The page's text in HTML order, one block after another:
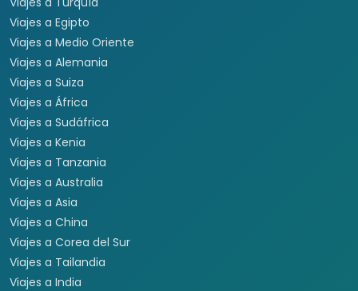
Viajes a Brasil
Viajes a Uruguay
Tours Europa 15 Días
Viajes a Italia
Viajes a España
Viajes a Grecia
Viajes a Turquía
Viajes a Egipto
Viajes a Medio Oriente
Viajes a Alemania
Viajes a Suiza
Viajes a África
Viajes a Sudáfrica
Viajes a Kenia